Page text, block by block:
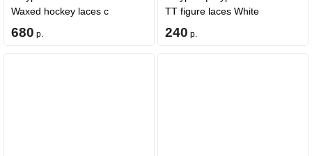
Waxed hockey laces с
пропиткой - Red
680 р.
TT figure laces White
240 р.